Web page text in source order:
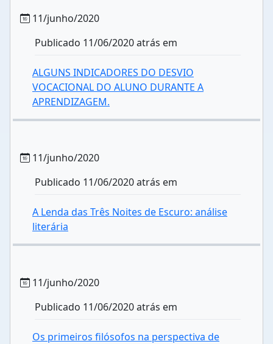
11/junho/2020
Publicado 11/06/2020 atrás em
ALGUNS INDICADORES DO DESVIO
VOCACIONAL DO ALUNO DURANTE A
APRENDIZAGEM.
11/junho/2020
Publicado 11/06/2020 atrás em
A Lenda das Três Noites de Escuro: análise
literária
11/junho/2020
Publicado 11/06/2020 atrás em
Os primeiros filósofos na perspectiva de